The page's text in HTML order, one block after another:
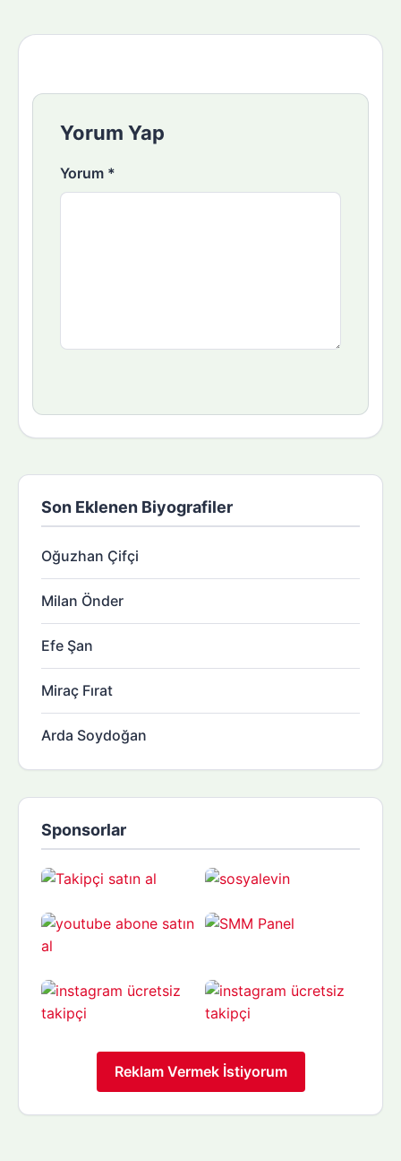
Yorum Yap
Yorum *
Son Eklenen Biyografiler
Oğuzhan Çifçi
Milan Önder
Efe Şan
Miraç Fırat
Arda Soydoğan
Sponsorlar
Reklam Vermek İstiyorum